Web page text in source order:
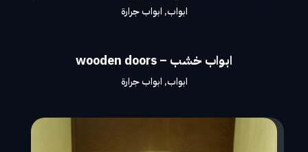
ابواب, ابواب جرارة
ابواب خشب – wooden doors
ابواب, ابواب جرارة